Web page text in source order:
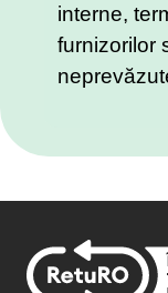
interne,
furnizorilor